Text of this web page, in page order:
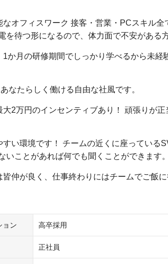
オフィスワーク 接客・営業・PCスキル全
を待つ形になるので、体力面で不安がある
か月の研修期間でしっかり学べるから未経
なたらしく働ける自由な社風です。
2万円のインセンティブあり！ 頑張りが
すい環境です！ チームの近くに座っている
いことがあれば何でも聞くことができます。
仲が良く、仕事終わりにはチームでご飯
ョン 高卒採用
正社員